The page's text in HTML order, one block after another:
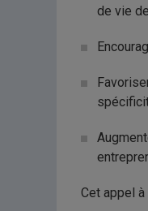
de vie
Cet appel